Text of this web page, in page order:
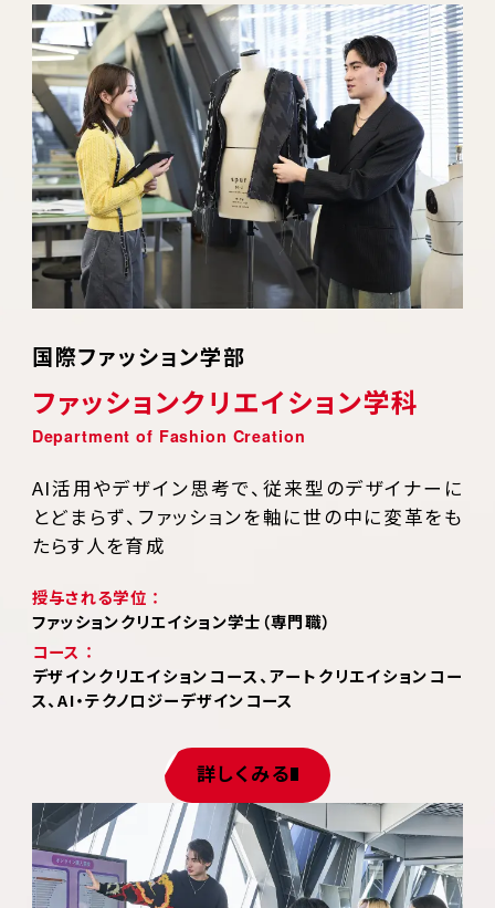
国際ファッション学部
ファッションクリエイション学科
AI活用やデザイン思考で、従来型のデザイナーに
とどまらず、ファッションを軸に世の中に変革をも
たらす人を育成
授与される学位 ：
ファッションクリエイション学士（専門職）
コース ：
デザインクリエイションコース、アートクリエイションコー
ス、AI・テクノロジーデザインコース
詳しくみる